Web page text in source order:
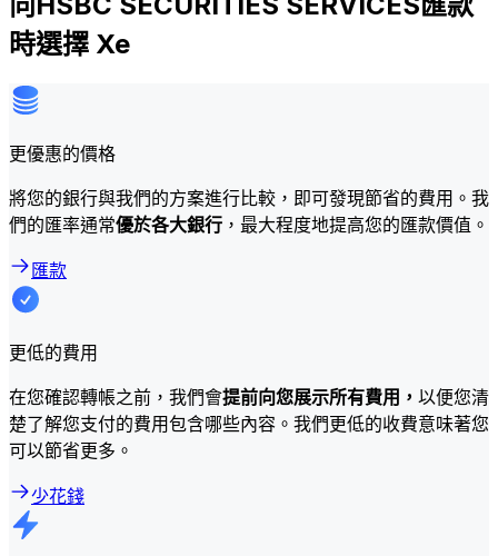
時選擇 Xe
更優惠的價格
將您的銀行與我們的方案進行比較，即可發現節省的費用。我
們的匯率通常優於各大銀行 ，最大程度地提高您的匯款價值。
匯款
更低的費用
在您確認轉帳之前，我們會提前向您展示所有費用， 以便您清
楚了解您支付的費用包含哪些內容。我們更低的收費意味著您
可以節省更多。
少花錢